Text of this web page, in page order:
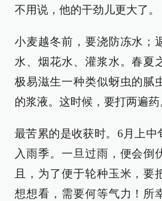
不用说，他的干劲儿更大了。
小麦越冬前，要浇防冻水；
水、烟花水、灌浆水。春夏
极易滋生一种类似蚜虫的腻
的浆液。这时候，要打两遍药
最苦累的是收获时。6月上中
入雨季。一旦过雨，便会倒
且，为了便于轮种玉米，要
想想看，需要何等气力！所